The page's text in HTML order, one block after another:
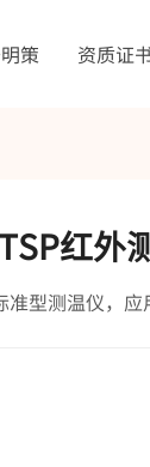
红外
型测温仪，
策 资质证